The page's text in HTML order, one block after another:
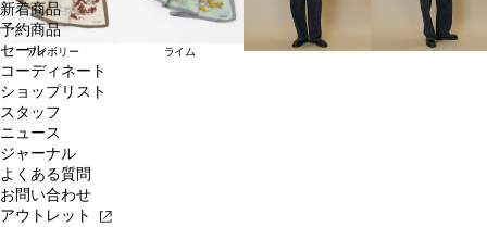
新着商品
予約商品
セール
コーディネート
ショップリスト
スタッフ
ニュース
ジャーナル
よくある質問
お問い合わせ
アウトレット
アイボリー ライム